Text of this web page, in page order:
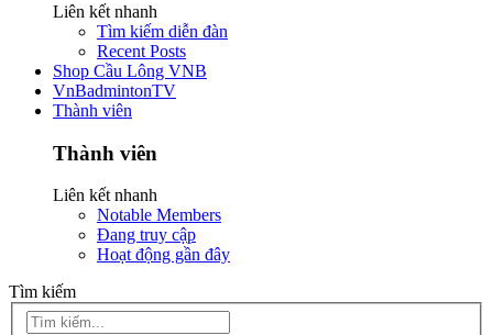
Liên kết nhanh
Tìm kiếm diễn đàn
Recent Posts
Shop Cầu Lông VNB
VnBadmintonTV
Thành viên
Thành viên
Liên kết nhanh
Notable Members
Đang truy cập
Hoạt động gần đây
Tìm kiếm